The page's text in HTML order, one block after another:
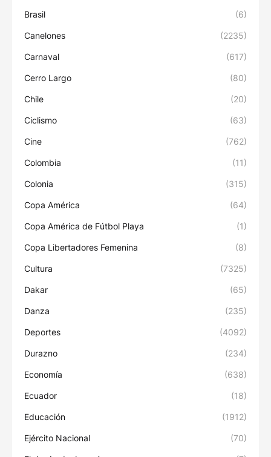
Brasil (6)
Canelones (2235)
Carnaval (617)
Cerro Largo (80)
Chile (20)
Ciclismo (63)
Cine (762)
Colombia (11)
Colonia (315)
Copa América (64)
Copa América de Fútbol Playa (1)
Copa Libertadores Femenina (8)
Cultura (7325)
Dakar (65)
Danza (235)
Deportes (4092)
Durazno (234)
Economía (638)
Ecuador (18)
Educación (1912)
Ejército Nacional (70)